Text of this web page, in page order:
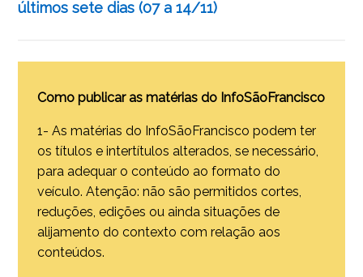
últimos sete dias (07 a 14/11)
Como publicar as matérias do InfoSãoFrancisco
1- As matérias do InfoSãoFrancisco podem ter
os títulos e intertítulos alterados, se necessário,
para adequar o conteúdo ao formato do
veículo. Atenção: não são permitidos cortes,
reduções, edições ou ainda situações de
alijamento do contexto com relação aos
conteúdos.